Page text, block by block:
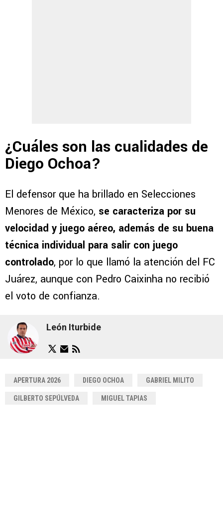
¿Cuáles son las cualidades de
Diego Ochoa?
El defensor que ha brillado en Selecciones
Menores de México, se caracteriza por su
velocidad y juego aéreo, además de su buena
técnica individual para salir con juego
controlado, por lo que llamó la atención del FC
Juárez, aunque con Pedro Caixinha no recibió
el voto de confianza.
León Iturbide
APERTURA 2026 DIEGO OCHOA GABRIEL MILITO
GILBERTO SEPÚLVEDA MIGUEL TAPIAS